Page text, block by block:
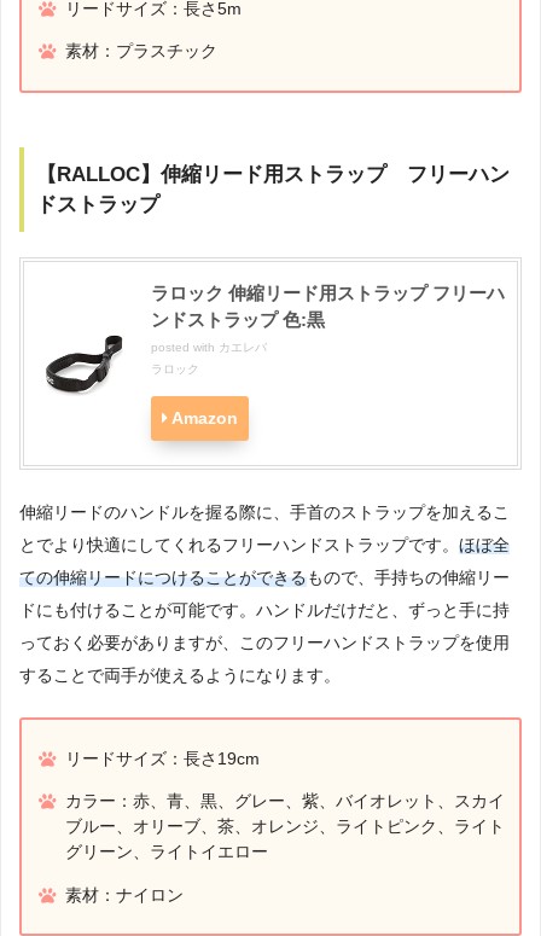
リードサイズ：長さ5m
素材：プラスチック
【RALLOC】伸縮リード用ストラップ フリーハン
ドストラップ
ラロック 伸縮リード用ストラップ フリーハ
ンドストラップ 色:黒
posted with カエレバ
ラロック
Amazon
伸縮リードのハンドルを握る際に、手首のストラップを加えるこ
とでより快適にしてくれるフリーハンドストラップです。 ほぼ全
ての伸縮リードにつけることができるもので、手持ちの伸縮リー
ドにも付けることが可能です。ハンドルだけだと、ずっと手に持
っておく必要がありますが、このフリーハンドストラップを使用
することで両手が使えるようになります。
リードサイズ：長さ19cm
カラー：赤、青、黒、グレー、紫、バイオレット、スカイ
ブルー、オリーブ、茶、オレンジ、ライトピンク、ライト
グリーン、ライトイエロー
素材：ナイロン